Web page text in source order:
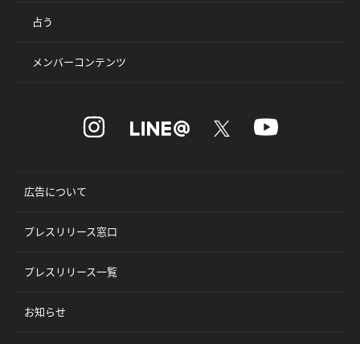
占う
メンバーコンテンツ
広告について
プレスリリース窓口
プレスリリース一覧
お知らせ